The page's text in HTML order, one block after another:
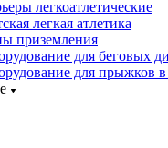
легкоатлетические
легкая атлетика
приземления
для беговых
для прыжков